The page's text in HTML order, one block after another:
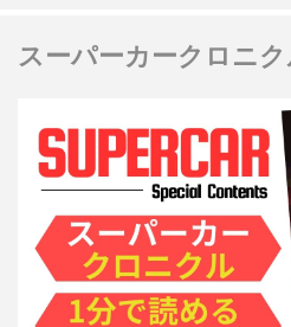
スーパーカークロニ